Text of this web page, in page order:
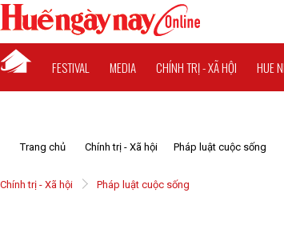
FESTIVAL MEDIA CHÍNH TRỊ - XÃ HỘI HUE
Trang chủ Chính trị - Xã hội Pháp luật cuộc sống
Chính trị - Xã hội Pháp luật cuộc sống